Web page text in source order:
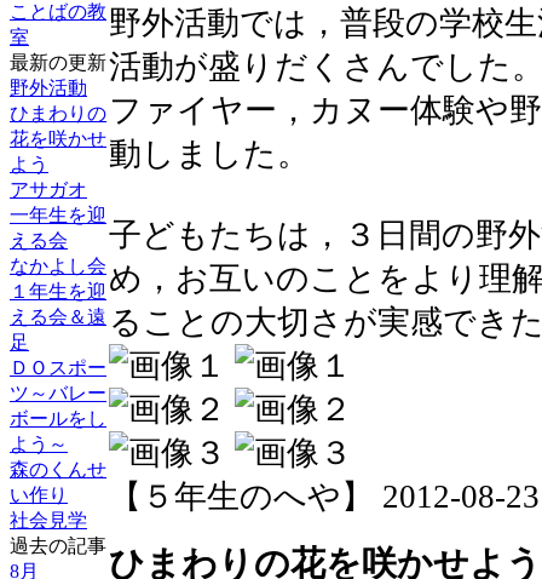
ことばの教
室
最新の更新
野外活動
ひまわりの
花を咲かせ
よう
アサガオ
一年生を迎
える会
なかよし会
１年生を迎
える会＆遠
足
ＤＯスポー
ツ～バレー
ボールをし
よう～
森のくんせ
い作り
社会見学
過去の記事
8月
野外活動では，普段の学校
活動が盛りだくさんでした
ファイヤー，カヌー体験や
動しました。
子どもたちは，３日間の野
め，お互いのことをより理
ることの大切さが実感でき
【５年生のへや】 2012-08-
ひまわりの花を咲かせよう